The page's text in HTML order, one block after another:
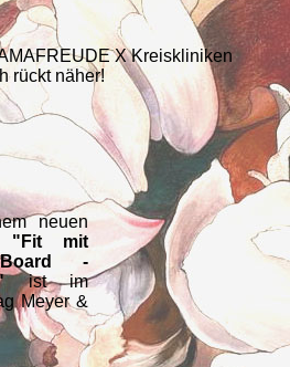
X Kreiskliniken
rückt näher!
neuen
"Fit mit
-
ist im
Meyer &